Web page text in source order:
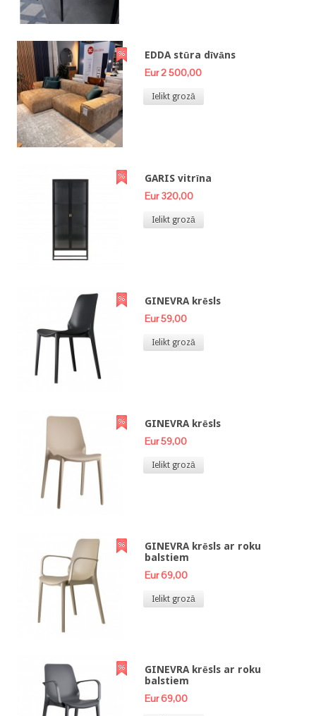
EDDA stūra dīvāns
Eur 2 500,00
Ielikt grozā
GARIS vitrīna
Eur 320,00
Ielikt grozā
GINEVRA krēsls
Eur 59,00
Ielikt grozā
GINEVRA krēsls
Eur 59,00
Ielikt grozā
GINEVRA krēsls ar roku
balstiem
Eur 69,00
Ielikt grozā
GINEVRA krēsls ar roku
balstiem
Eur 69,00